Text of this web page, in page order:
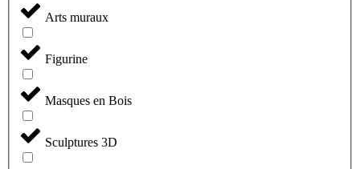
Arts muraux
Figurine
Masques en Bois
Sculptures 3D